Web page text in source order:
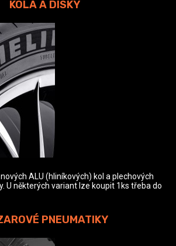
KOLA A DISKY
ALU (hliníkových) kol a plechových
U některých variant lze koupit 1ks třeba do
PNEUMATIKY